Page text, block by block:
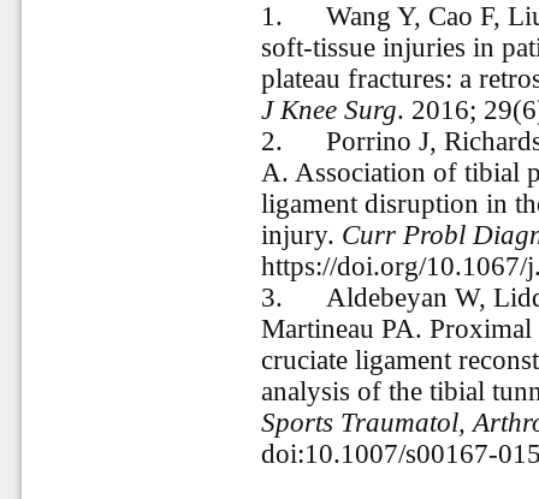
1.
Wang Y, Cao F,
soft-tissue injuries in
plateau fractures: a
J Knee Surg. 2016;
2.
Porrino J,
A. Association of tibial
ligament disruption in
injury. Curr Probl
https://doi.org/
3.
Aldebeyan W,
Martineau PA.
cruciate ligament
analysis of the tibial
Sports Traumatol,
doi:10.1007/s00167-